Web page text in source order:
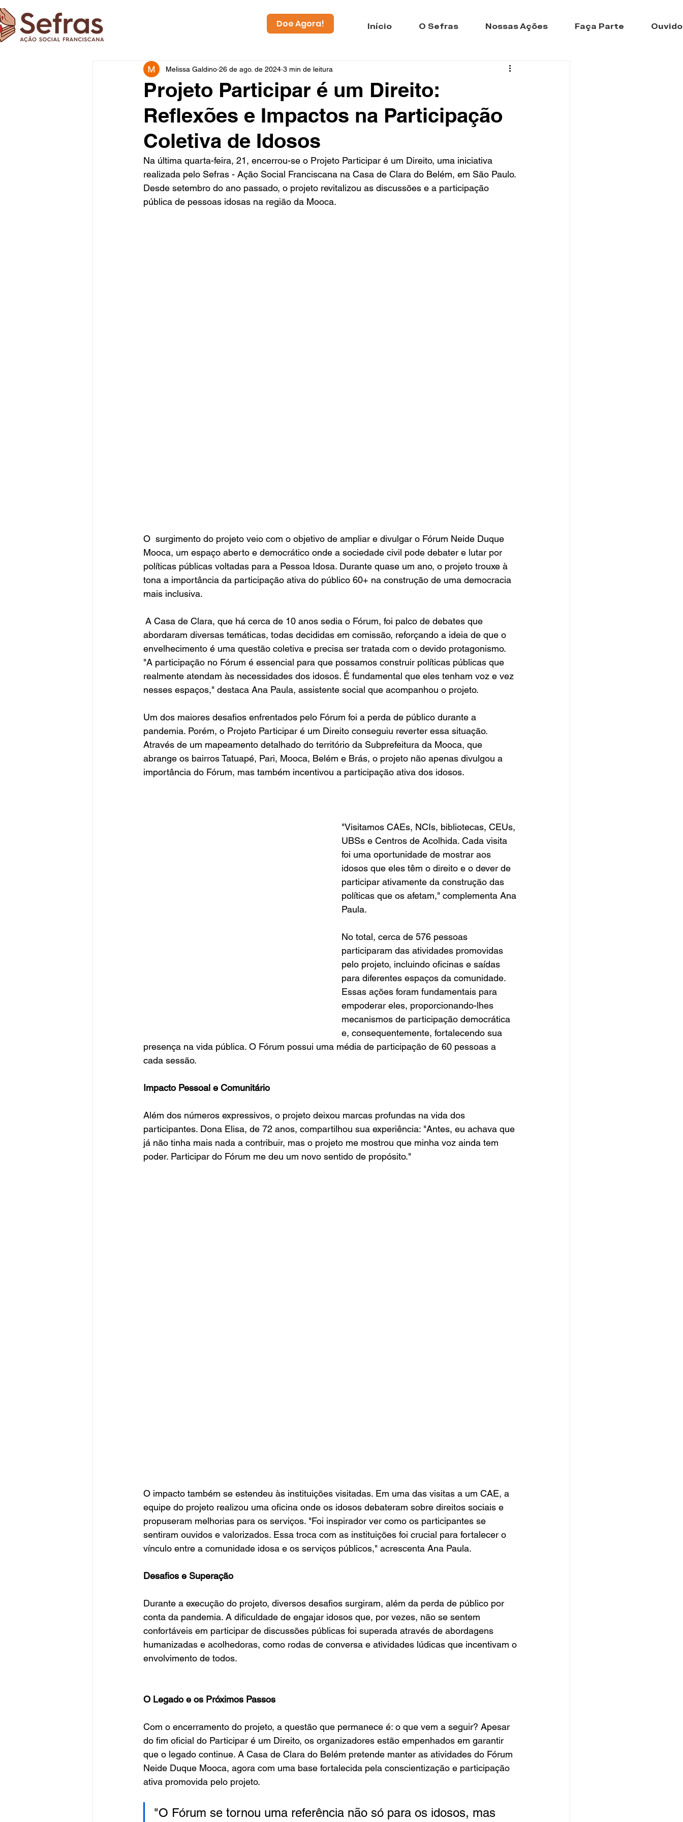
Doe Agora! Início O Sefras Nossas Ações Faça Parte
Projeto Participar é um Direito:
Reflexões e Impactos na Participação
Coletiva de Idosos
Melissa Galdino 26 de ago. de 2024 3 min de leitura
Na última quarta-feira, 21, encerrou-se o Projeto Participar é um Direito, uma iniciativa
realizada pelo Sefras - Ação Social Franciscana na Casa de Clara do Belém, em São Paulo.
Desde setembro do ano passado, o projeto revitalizou as discussões e a participação
pública de pessoas idosas na região da Mooca.
O  surgimento do projeto veio com o objetivo de ampliar e divulgar o Fórum Neide Duque
Mooca, um espaço aberto e democrático onde a sociedade civil pode debater e lutar por
políticas públicas voltadas para a Pessoa Idosa. Durante quase um ano, o projeto trouxe à
tona a importância da participação ativa do público 60+ na construção de uma democracia
mais inclusiva.
A Casa de Clara, que há cerca de 10 anos sedia o Fórum, foi palco de debates que
abordaram diversas temáticas, todas decididas em comissão, reforçando a ideia de que o
envelhecimento é uma questão coletiva e precisa ser tratada com o devido protagonismo.
"A participação no Fórum é essencial para que possamos construir políticas públicas que
realmente atendam às necessidades dos idosos. É fundamental que eles tenham voz e vez
nesses espaços," destaca Ana Paula, assistente social que acompanhou o projeto.
Um dos maiores desafios enfrentados pelo Fórum foi a perda de público durante a
pandemia. Porém, o Projeto Participar é um Direito conseguiu reverter essa situação.
Através de um mapeamento detalhado do território da Subprefeitura da Mooca, que
abrange os bairros Tatuapé, Pari, Mooca, Belém e Brás, o projeto não apenas divulgou a
importância do Fórum, mas também incentivou a participação ativa dos idosos.
"Visitamos CAEs, NCIs, bibliotecas, CEUs,
UBSs e Centros de Acolhida. Cada visita
foi uma oportunidade de mostrar aos
idosos que eles têm o direito e o dever de
participar ativamente da construção das
políticas que os afetam," complementa Ana
Paula.
No total, cerca de 576 pessoas
participaram das atividades promovidas
pelo projeto, incluindo oficinas e saídas
para diferentes espaços da comunidade.
Essas ações foram fundamentais para
empoderar eles, proporcionando-lhes
mecanismos de participação democrática
e, consequentemente, fortalecendo sua
presença na vida pública. O Fórum possui uma média de participação de 60 pessoas a
cada sessão.
Impacto Pessoal e Comunitário
Além dos números expressivos, o projeto deixou marcas profundas na vida dos
participantes. Dona Elisa, de 72 anos, compartilhou sua experiência: "Antes, eu achava que
já não tinha mais nada a contribuir, mas o projeto me mostrou que minha voz ainda tem
poder. Participar do Fórum me deu um novo sentido de propósito."
O impacto também se estendeu às instituições visitadas. Em uma das visitas a um CAE, a
equipe do projeto realizou uma oficina onde os idosos debateram sobre direitos sociais e
propuseram melhorias para os serviços. "Foi inspirador ver como os participantes se
sentiram ouvidos e valorizados. Essa troca com as instituições foi crucial para fortalecer o
vínculo entre a comunidade idosa e os serviços públicos," acrescenta Ana Paula.
Desafios e Superação
Durante a execução do projeto, diversos desafios surgiram, além da perda de público por
conta da pandemia. A dificuldade de engajar idosos que, por vezes, não se sentem
confortáveis em participar de discussões públicas foi superada através de abordagens
humanizadas e acolhedoras, como rodas de conversa e atividades lúdicas que incentivam o
envolvimento de todos.
O Legado e os Próximos Passos
Com o encerramento do projeto, a questão que permanece é: o que vem a seguir? Apesar
do fim oficial do Participar é um Direito, os organizadores estão empenhados em garantir
que o legado continue. A Casa de Clara do Belém pretende manter as atividades do Fórum
Neide Duque Mooca, agora com uma base fortalecida pela conscientização e participação
ativa promovida pelo projeto.
"O Fórum se tornou uma referência não só para os idosos, mas